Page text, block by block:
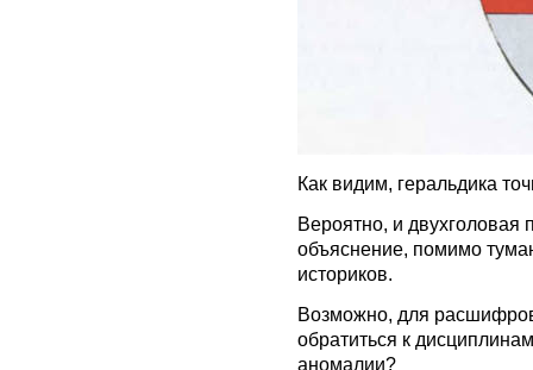
Как видим, геральдика
Вероятно, и двухголовая
объяснение, помимо
историков.
Возможно, для
обратиться к
аномалии?